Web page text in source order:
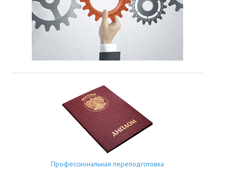
Профессиональная переподготовка